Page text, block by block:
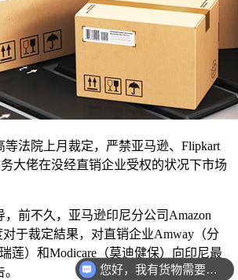
法院上月裁定，严禁亚马逊、Flipkart
务大佬在没经直销企业受权的状况下市场
前不久，亚马逊印尼分公司Amazon
对于裁定結果，对直销企业Amway（分
莲）和Modicare（莫迪健保）向印尼最
您好，我有货物需要你们的产品。